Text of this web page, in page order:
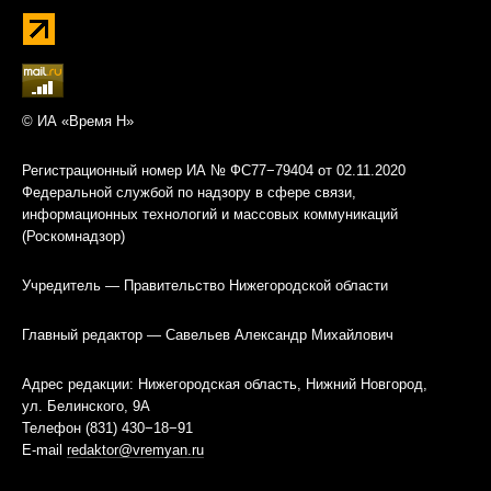
© ИА «Время Н»
Регистрационный номер ИА № ФС77−79404 от 02.11.2020
Федеральной службой по надзору в сфере связи,
информационных технологий и массовых коммуникаций
(Роскомнадзор)
Учредитель — Правительство Нижегородской области
Главный редактор — Савельев Александр Михайлович
Адрес редакции: Нижегородская область, Нижний Новгород,
ул. Белинского, 9А
Телефон (831) 430−18−91
E-mail redaktor@vremyan.ru